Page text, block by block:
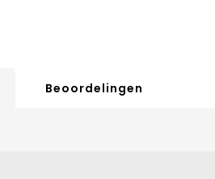
Beoordelingen